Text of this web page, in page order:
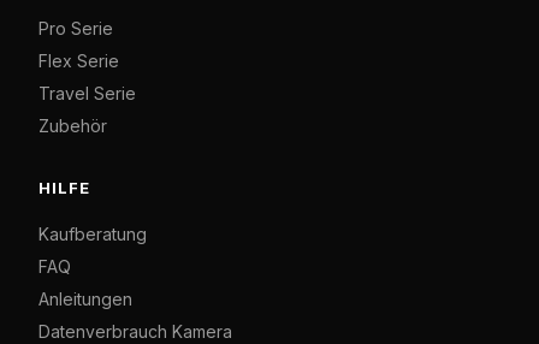
Pro Serie
Flex Serie
Travel Serie
Zubehör
HILFE
Kaufberatung
FAQ
Anleitungen
Datenverbrauch Kamera